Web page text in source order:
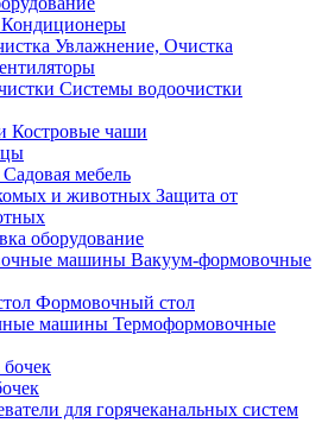
Кондиционеры
Увлажнение, Очистка
Системы водоочистки
Костровые чаши
Садовая мебель
Защита от
оборудование
Вакуум-формовочные
Формовочный стол
Термоформовочные
для горячеканальных систем